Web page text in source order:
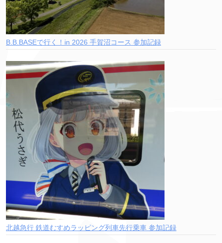
B.B.BASEで行く！in 2026 手賀沼コース 参加記録
北越急行 鉄道むすめラッピング列車先行乗車 参加記録